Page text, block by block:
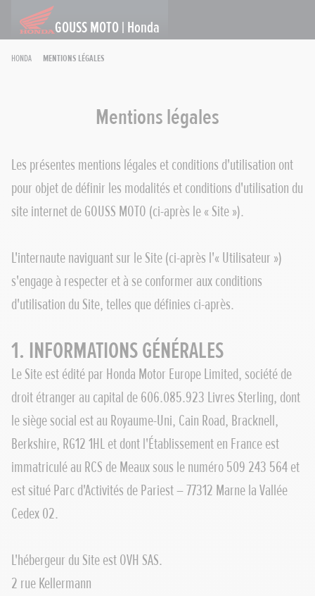
GOUSS MOTO | Honda
Honda Mentions légales
Mentions légales
Les présentes mentions légales et conditions d'utilisation ont
pour objet de définir les modalités et conditions d'utilisation du
site internet de GOUSS MOTO (ci-après le « Site »).
L'internaute naviguant sur le Site (ci-après l'« Utilisateur »)
s'engage à respecter et à se conformer aux conditions
d'utilisation du Site, telles que définies ci-après.
1. INFORMATIONS GÉNÉRALES
Le Site est édité par Honda Motor Europe Limited, société de
droit étranger au capital de 606.085.923 Livres Sterling, dont
le siège social est au Royaume-Uni, Cain Road, Bracknell,
Berkshire, RG12 1HL et dont l'Établissement en France est
immatriculé au RCS de Meaux sous le numéro 509 243 564 et
est situé Parc d'Activités de Pariest – 77312 Marne la Vallée
Cedex 02.
L'hébergeur du Site est OVH SAS.
2 rue Kellermann